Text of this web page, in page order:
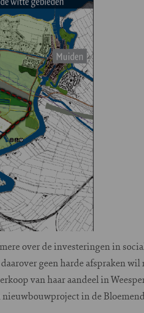
over de investeringen in
geen harde afspraken wil
van haar aandeel in
in de